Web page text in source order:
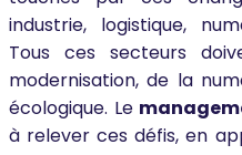
industrie, logistique,
Tous ces secteurs
modernisation, de la
écologique. Le
à relever ces défis, en